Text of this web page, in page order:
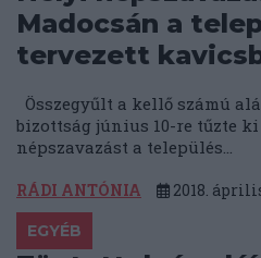
Madocsán a
tervezett
Összegyűlt a kellő számú
bizottság június 10-re tűzte
népszavazást a település...
RÁDI ANTÓNIA 2018.
EGYÉB